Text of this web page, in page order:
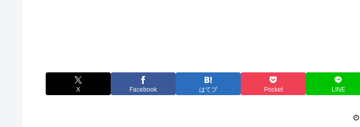
X Facebook はてブ Pocket LINE